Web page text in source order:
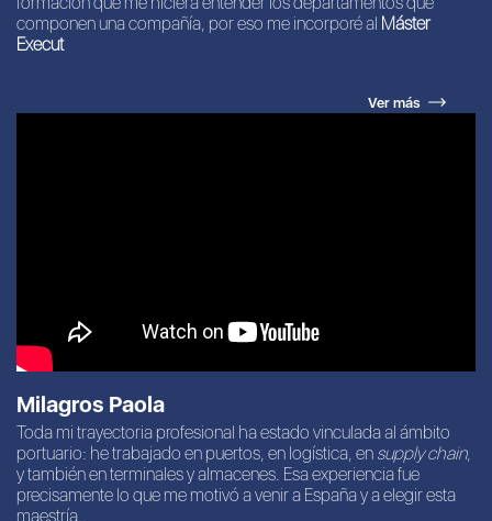
componen una compañía, por eso me incorporé al Máster
Execut
Ver más
Milagros Paola
Toda mi trayectoria profesional ha estado vinculada al ámbito
portuario: he trabajado en puertos, en logística, en supply chain,
y también en terminales y almacenes. Esa experiencia fue
precisamente lo que me motivó a venir a España y a elegir esta
maestría.